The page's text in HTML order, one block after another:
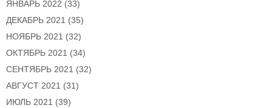
ЯНВАРЬ 2022 (33)
ДЕКАБРЬ 2021 (35)
НОЯБРЬ 2021 (32)
ОКТЯБРЬ 2021 (34)
СЕНТЯБРЬ 2021 (32)
АВГУСТ 2021 (31)
ИЮЛЬ 2021 (39)